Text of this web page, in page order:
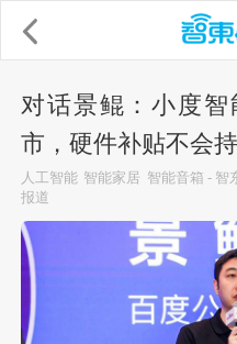
对话景鲲：小度智
市，硬件补贴不会
人工智能 智能家居 智能音箱 - 智
报道